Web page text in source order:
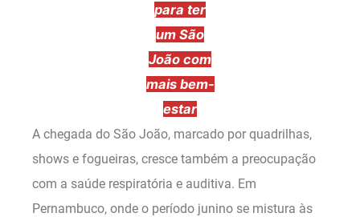
para ter
um São
João com
mais bem-
estar
A chegada do São João, marcado por quadrilhas,
shows e fogueiras, cresce também a preocupação
com a saúde respiratória e auditiva. Em
Pernambuco, onde o período junino se mistura às